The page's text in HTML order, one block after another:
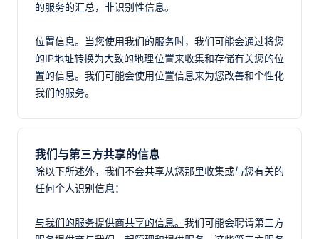
的服务的汇总，非识别性信息。
位置信息。 当您使用我们的服务时，我们可能会通过将您
的IP地址转换为大致的地理位置来收集和存储有关您的位
置的信息。我们可能会使用位置信息来为您改善和个性化
我们的服务。
我们与第三方共享的信息
除以下所述外，我们不会共享从您那里收集或与您有关的
任何个人识别信息：
与我们的服务提供商共享的信息。 我们可能会聘请第三方